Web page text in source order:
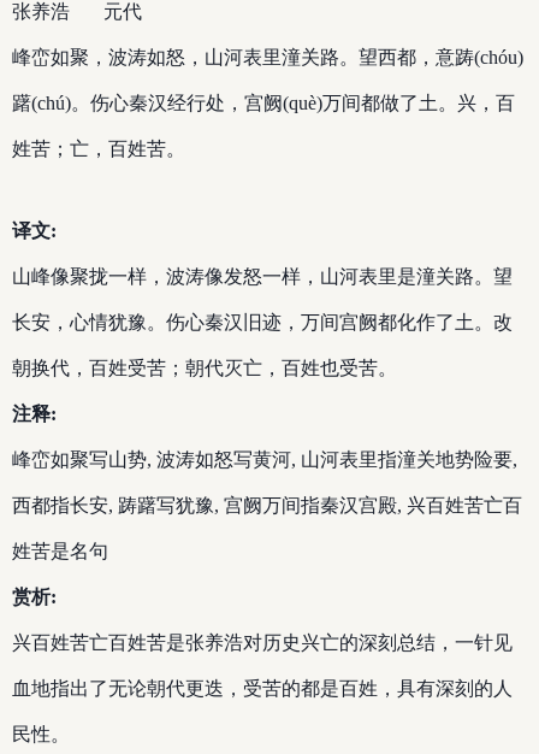
张养浩 元代
峰峦如聚，波涛如怒，山河表里潼关路。望西都，意踌(chóu)
躇(chú)。伤心秦汉经行处，宫阙(què)万间都做了土。兴，百
姓苦；亡，百姓苦。
译文:
山峰像聚拢一样，波涛像发怒一样，山河表里是潼关路。望
长安，心情犹豫。伤心秦汉旧迹，万间宫阙都化作了土。改
朝换代，百姓受苦；朝代灭亡，百姓也受苦。
注释:
峰峦如聚写山势, 波涛如怒写黄河, 山河表里指潼关地势险要,
西都指长安, 踌躇写犹豫, 宫阙万间指秦汉宫殿, 兴百姓苦亡百
姓苦是名句
赏析:
兴百姓苦亡百姓苦是张养浩对历史兴亡的深刻总结，一针见
血地指出了无论朝代更迭，受苦的都是百姓，具有深刻的人
民性。